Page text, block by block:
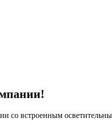
со встроенным